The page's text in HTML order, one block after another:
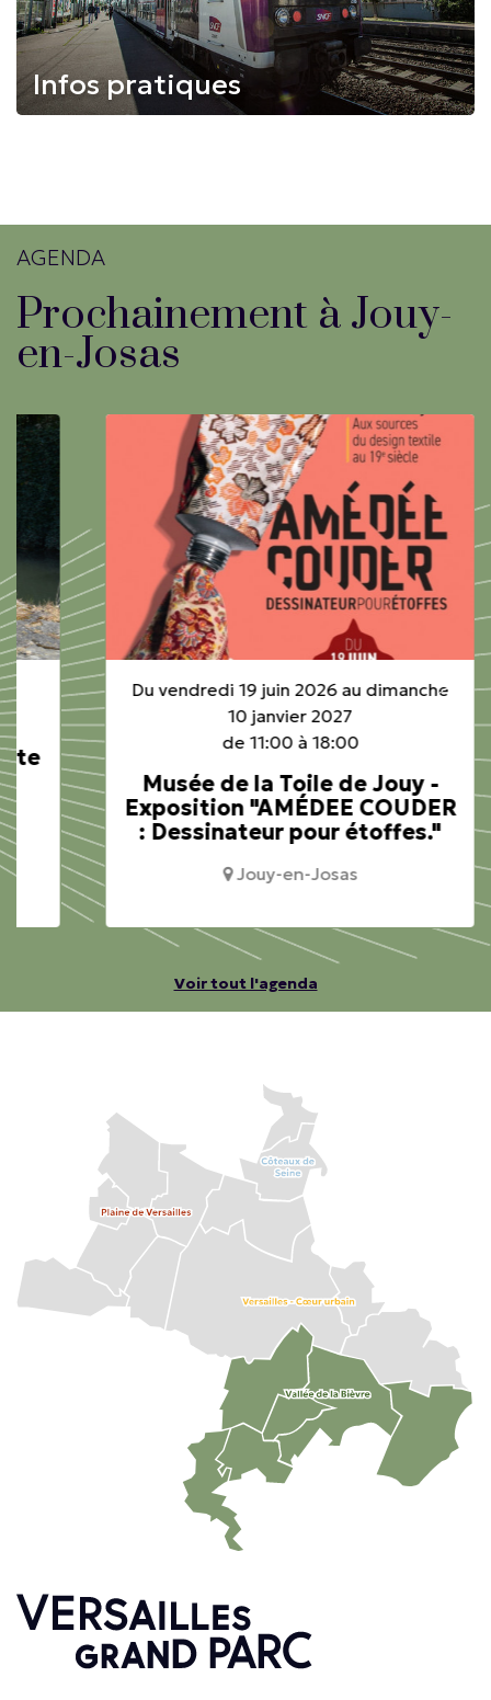
Infos pratiques
AGENDA
Prochainement à Jouy-
en-Josas
Du vendredi 19 juin 2026 au dimanche
10 janvier 2027
de 11:00 à 18:00
Musée de la Toile de Jouy -
Exposition "AMÉDEE COUDER
: Dessinateur pour étoffes."
Jouy-en-Josas
Voir tout l'agenda